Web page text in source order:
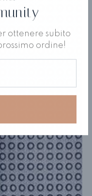
ottenere subito
ordine!